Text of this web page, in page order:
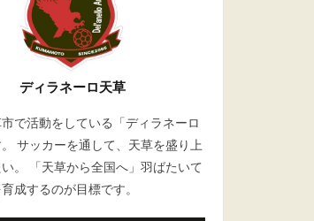
ディラネーロ天草
で活動をしている「ディラネーロ
サッカーを通して、天草を盛り上
。 「天草から全国へ」羽ばたいて
成するのが目標です。